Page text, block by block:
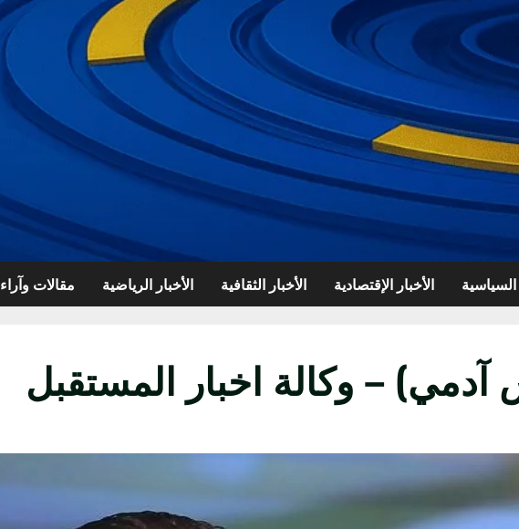
السياسية الأخبار الإقتصادية الأخبار الثقافية الأخبار الرياضية مقالات وآراء
– وكالة اخبار المستقبل